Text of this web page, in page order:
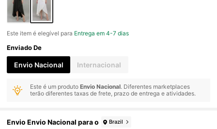
Este item é elegível para Entrega em 4-7 dias
Enviado De
Envio Nacional Internacional
Este é um produtoEnvio Nacional. Diferentes marketplaces
terão diferentes taxas de frete, prazo de entrega e atividades.
Envio Envio Nacional para o Brazil